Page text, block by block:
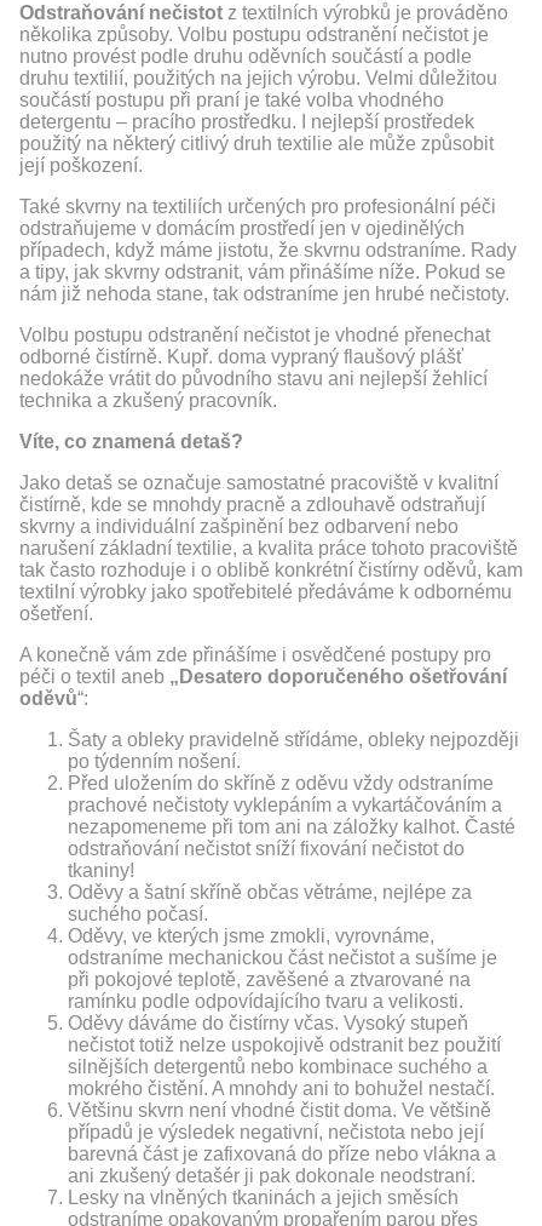
Odstraňování nečistot z textilních výrobků je prováděno
několika způsoby. Volbu postupu odstranění nečistot je
nutno provést podle druhu oděvních součástí a podle
druhu textilií, použitých na jejich výrobu. Velmi důležitou
součástí postupu při praní je také volba vhodného
detergentu – pracího prostředku. I nejlepší prostředek
použitý na některý citlivý druh textilie ale může způsobit
její poškození.
Také skvrny na textiliích určených pro profesionální péči
odstraňujeme v domácím prostředí jen v ojedinělých
případech, když máme jistotu, že skvrnu odstraníme. Rady
a tipy, jak skvrny odstranit, vám přinášíme níže. Pokud se
nám již nehoda stane, tak odstraníme jen hrubé nečistoty.
Volbu postupu odstranění nečistot je vhodné přenechat
odborné čistírně. Kupř. doma vypraný flaušový plášť
nedokáže vrátit do původního stavu ani nejlepší žehlicí
technika a zkušený pracovník.
Víte, co znamená detaš?
Jako detaš se označuje samostatné pracoviště v kvalitní
čistírně, kde se mnohdy pracně a zdlouhavě odstraňují
skvrny a individuální zašpinění bez odbarvení nebo
narušení základní textilie, a kvalita práce tohoto pracoviště
tak často rozhoduje i o oblibě konkrétní čistírny oděvů, kam
textilní výrobky jako spotřebitelé předáváme k odbornému
ošetření.
A konečně vám zde přinášíme i osvědčené postupy pro
péči o textil aneb „Desatero doporučeného ošetřování
oděvů“:
Šaty a obleky pravidelně střídáme, obleky nejpozději
po týdenním nošení.
Před uložením do skříně z oděvu vždy odstraníme
prachové nečistoty vyklepáním a vykartáčováním a
nezapomeneme při tom ani na záložky kalhot. Časté
odstraňování nečistot sníží fixování nečistot do
tkaniny!
Oděvy a šatní skříně občas větráme, nejlépe za
suchého počasí.
Oděvy, ve kterých jsme zmokli, vyrovnáme,
odstraníme mechanickou část nečistot a sušíme je
při pokojové teplotě, zavěšené a ztvarované na
ramínku podle odpovídajícího tvaru a velikosti.
Oděvy dáváme do čistírny včas. Vysoký stupeň
nečistot totiž nelze uspokojivě odstranit bez použití
silnějších detergentů nebo kombinace suchého a
mokrého čistění. A mnohdy ani to bohužel nestačí.
Většinu skvrn není vhodné čistit doma. Ve většině
případů je výsledek negativní, nečistota nebo její
barevná část je zafixovaná do příze nebo vlákna a
ani zkušený detašér ji pak dokonale neodstraní.
Lesky na vlněných tkaninách a jejich směsích
odstraníme opakovaným propařením parou přes